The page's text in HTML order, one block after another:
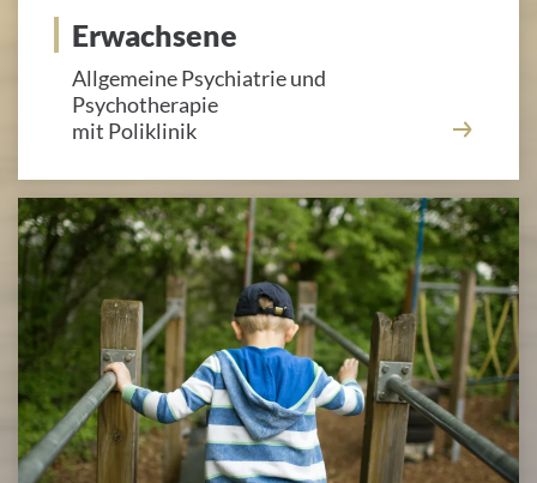
Erwachsene
Allgemeine Psychiatrie und
Psychotherapie
mit Poliklinik